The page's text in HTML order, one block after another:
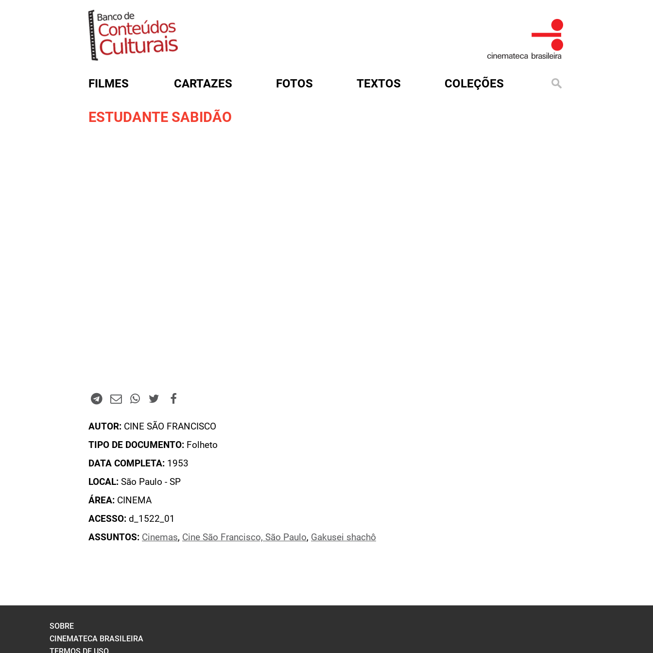
FILMES CARTAZES FOTOS TEXTOS COLEÇÕES
ESTUDANTE SABIDÃO
AUTOR: CINE SÃO FRANCISCO
TIPO DE DOCUMENTO: Folheto
DATA COMPLETA: 1953
LOCAL: São Paulo - SP
ÁREA: CINEMA
ACESSO: d_1522_01
ASSUNTOS: Cinemas, Cine São Francisco, São Paulo, Gakusei shachô
SOBRE
CINEMATECA BRASILEIRA